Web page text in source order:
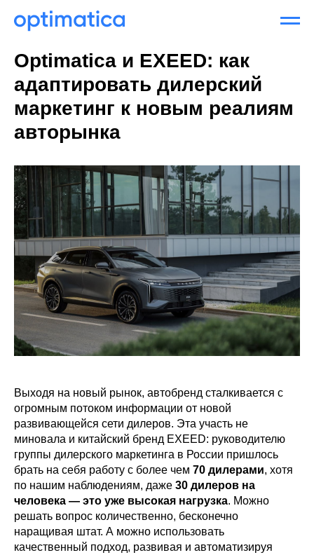
Optimatica и EXEED: как
адаптировать дилерский
маркетинг к новым реалиям
авторынка
Выходя на новый рынок, автобренд сталкивается с
огромным потоком информации от новой
развивающейся сети дилеров. Эта участь не
миновала и китайский бренд EXEED: руководителю
группы дилерского маркетинга в России пришлось
брать на себя работу с более чем 70 дилерами, хотя
по нашим наблюдениям, даже 30 дилеров на
человека — это уже высокая нагрузка. Можно
решать вопрос количественно, бесконечно
наращивая штат. А можно использовать
качественный подход, развивая и автоматизируя